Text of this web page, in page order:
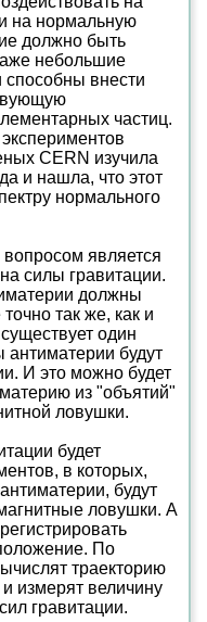
на нормальную
должно быть
небольшие
способны внести
частиц.
CERN изучила
и нашла, что этот
нормального
является
силы гравитации.
должны
так же, как и
один
антиматерии будут
И это можно будет
из "объятий"
ловушки.
будет
в которых,
будут
ловушки. А
По
траекторию
измерят величину
гравитации.